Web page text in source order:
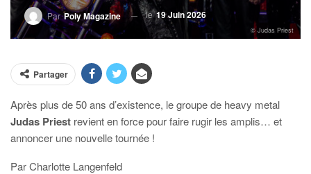
ParPoly Magazine le19 Juin 2026
© Judas Priest
Partager
Après plus de 50 ans d’existence, le groupe de heavy metal
Judas Priest revient en force pour faire rugir les amplis… et
annoncer une nouvelle tournée !
Par Charlotte Langenfeld